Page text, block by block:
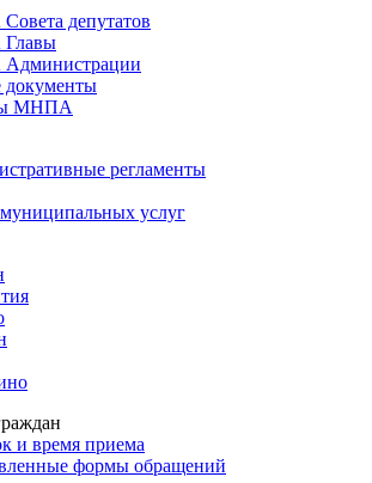
депутатов
документы
МНПА
регламенты
муниципальных услуг
и время приема
формы обращений